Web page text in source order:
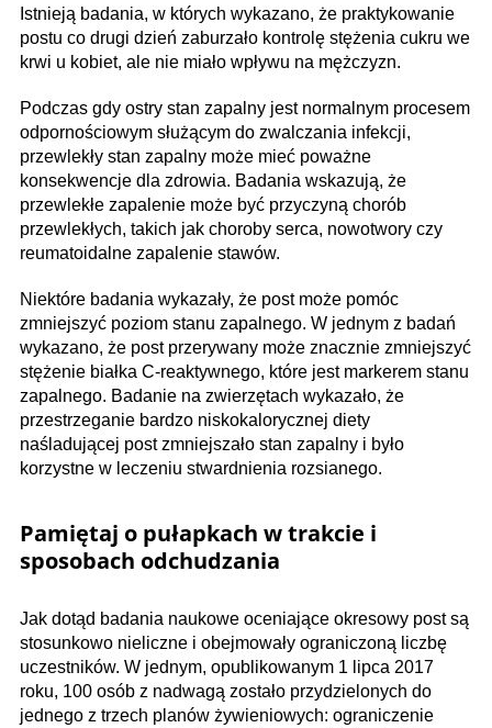
Istnieją badania, w których wykazano, że praktykowanie
postu co drugi dzień zaburzało kontrolę stężenia cukru we
krwi u kobiet, ale nie miało wpływu na mężczyzn.
Podczas gdy ostry stan zapalny jest normalnym procesem
odpornościowym służącym do zwalczania infekcji,
przewlekły stan zapalny może mieć poważne
konsekwencje dla zdrowia. Badania wskazują, że
przewlekłe zapalenie może być przyczyną chorób
przewlekłych, takich jak choroby serca, nowotwory czy
reumatoidalne zapalenie stawów.
Niektóre badania wykazały, że post może pomóc
zmniejszyć poziom stanu zapalnego. W jednym z badań
wykazano, że post przerywany może znacznie zmniejszyć
stężenie białka C-reaktywnego, które jest markerem stanu
zapalnego. Badanie na zwierzętach wykazało, że
przestrzeganie bardzo niskokalorycznej diety
naśladującej post zmniejszało stan zapalny i było
korzystne w leczeniu stwardnienia rozsianego.
Pamiętaj o pułapkach w trakcie i
sposobach odchudzania
Jak dotąd badania naukowe oceniające okresowy post są
stosunkowo nieliczne i obejmowały ograniczoną liczbę
uczestników. W jednym, opublikowanym 1 lipca 2017
roku, 100 osób z nadwagą zostało przydzielonych do
jednego z trzech planów żywieniowych: ograniczenie